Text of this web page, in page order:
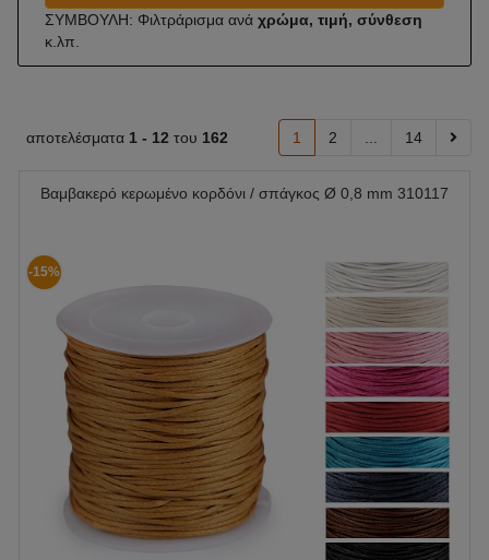
ΣΥΜΒΟΥΛΗ: Φιλτράρισμα ανά χρώμα, τιμή, σύνθεση
κ.λπ.
αποτελέσματα 1 - 12 του 162 1 2 14
Βαμβακερό κερωμένο κορδόνι / σπάγκος Ø 0,8 mm 310117
-15%